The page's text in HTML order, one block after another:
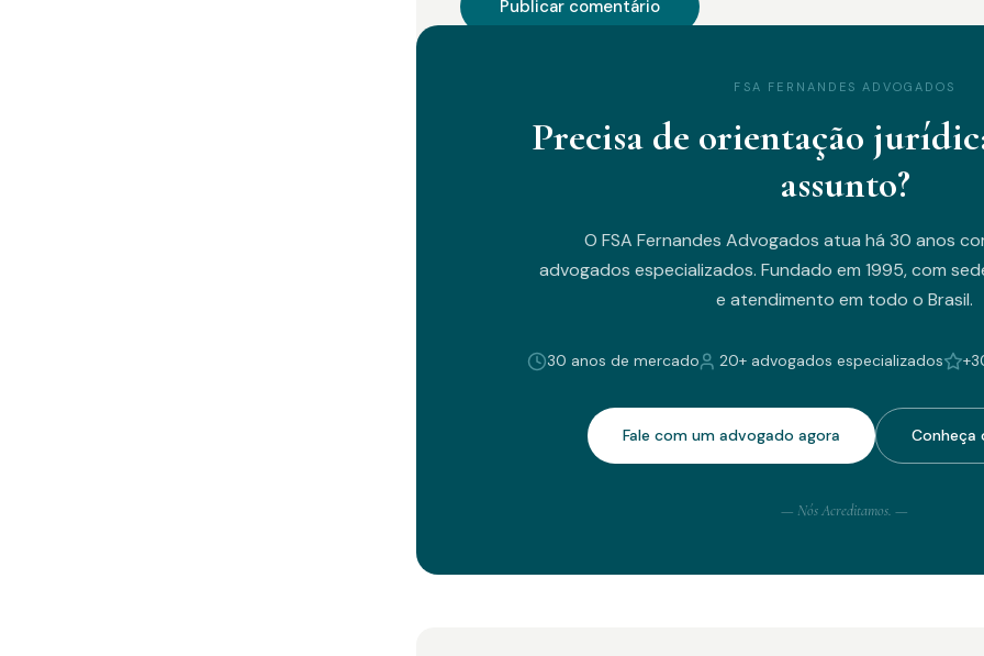
FSA FERNANDES ADVOGADOS
Precisa de orientação
assunto?
O FSA Fernandes Advogados atua há 30 anos
advogados especializados. Fundado em 1995, com
e atendimento em todo o Brasil.
30 anos de mercado 20+ advogados especializados
Fale com um advogado agora Conheça
— Nós Acreditamos. —